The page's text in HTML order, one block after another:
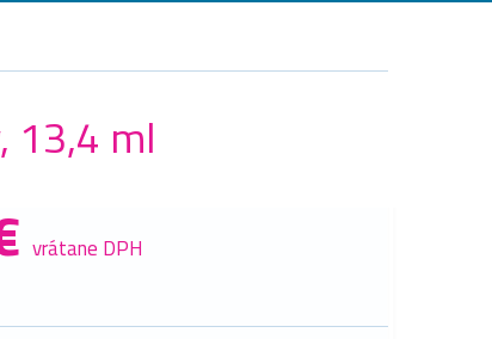
13,4 ml
vrátane DPH